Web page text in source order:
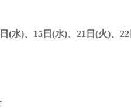
(水)、15日(水)、21日(火)、